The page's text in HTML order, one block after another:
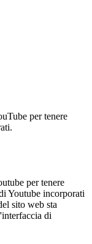
per tenere
per tenere
Youtube incorporati
sito web sta
di